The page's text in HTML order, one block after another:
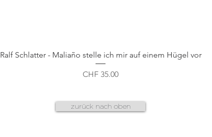
Schnellansicht
Ralf Schlatter - Maliaño stelle ich mir auf einem Hügel vor
Preis
CHF 35.00
zurück nach oben